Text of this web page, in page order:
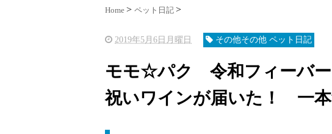
Home ペット日記
2019年5月6日月曜日 その他その他 ペット日記
モモ☆パク 令和フィーバ
祝いワインが届いた！ 一本